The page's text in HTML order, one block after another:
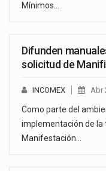
Mínimos…
Difunden
solicitud de
INCOMEX Abr
Como parte del
implementación de la
Manifestación…